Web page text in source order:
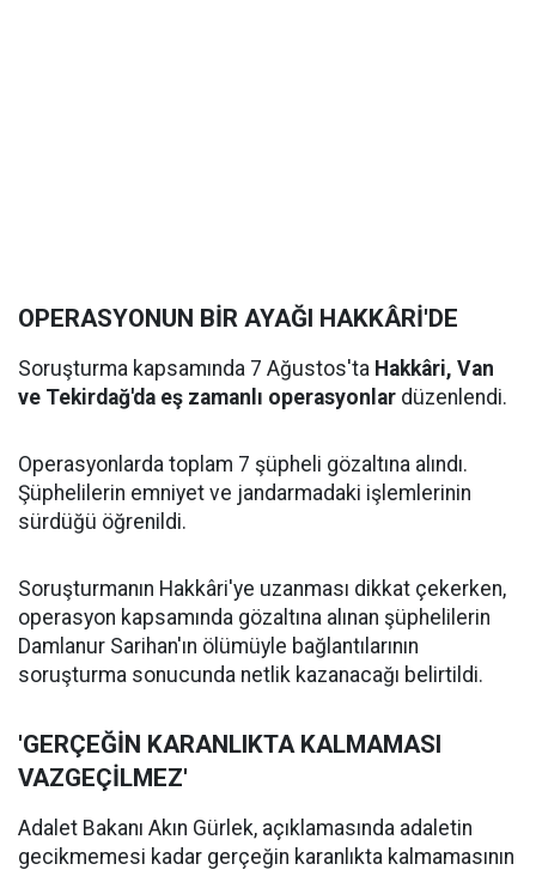
OPERASYONUN BİR AYAĞI HAKKÂRİ'DE
Soruşturma kapsamında 7 Ağustos'ta Hakkâri, Van
ve Tekirdağ'da eş zamanlı operasyonlar düzenlendi.
Operasyonlarda toplam 7 şüpheli gözaltına alındı.
Şüphelilerin emniyet ve jandarmadaki işlemlerinin
sürdüğü öğrenildi.
Soruşturmanın Hakkâri'ye uzanması dikkat çekerken,
operasyon kapsamında gözaltına alınan şüphelilerin
Damlanur Sarihan'ın ölümüyle bağlantılarının
soruşturma sonucunda netlik kazanacağı belirtildi.
'GERÇEĞİN KARANLIKTA KALMAMASI
VAZGEÇİLMEZ'
Adalet Bakanı Akın Gürlek, açıklamasında adaletin
gecikmemesi kadar gerçeğin karanlıkta kalmamasının